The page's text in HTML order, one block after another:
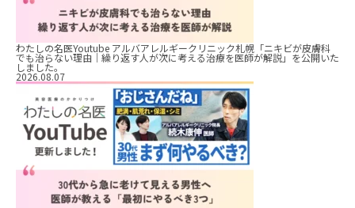
わたしの名医Youtube アルバアレルギークリニック札幌「ニキビが皮膚科
でも治らない理由｜繰り返す人が次に考える治療を医師が解説」を公開いた
しました。
2026.08.07